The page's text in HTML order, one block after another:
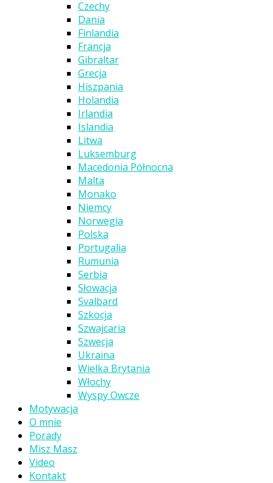
Czechy
Dania
Finlandia
Francja
Gibraltar
Grecja
Hiszpania
Holandia
Irlandia
Islandia
Litwa
Luksemburg
Macedonia Północna
Malta
Monako
Niemcy
Norwegia
Polska
Portugalia
Rumunia
Serbia
Słowacja
Svalbard
Szkocja
Szwajcaria
Szwecja
Ukraina
Wielka Brytania
Włochy
Wyspy Owcze
Motywacja
O mnie
Porady
Misz Masz
Video
Kontakt